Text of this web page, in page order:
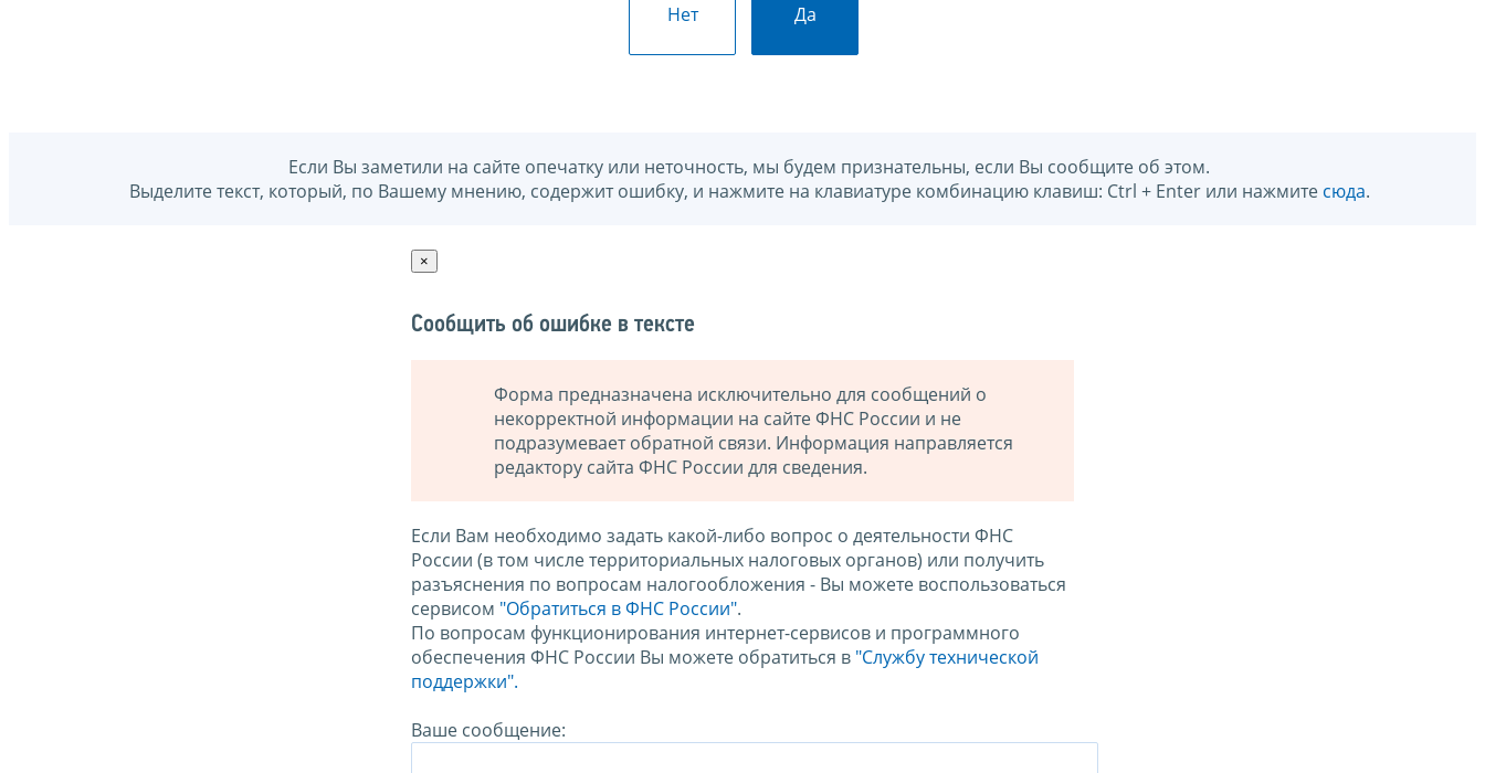
Нет Да
Если Вы заметили на сайте опечатку или неточность, мы будем признательны, если Вы сообщите об этом.
Выделите текст, который, по Вашему мнению, содержит ошибку, и нажмите на клавиатуре комбинацию клавиш: Ctrl + Enter или нажмите сюда.
×
Сообщить об ошибке в тексте
Форма предназначена исключительно для сообщений о
некорректной информации на сайте ФНС России и не
подразумевает обратной связи. Информация направляется
редактору сайта ФНС России для сведения.
Если Вам необходимо задать какой-либо вопрос о деятельности ФНС
России (в том числе территориальных налоговых органов) или получить
разъяснения по вопросам налогообложения - Вы можете воспользоваться
сервисом "Обратиться в ФНС России".
По вопросам функционирования интернет-сервисов и программного
обеспечения ФНС России Вы можете обратиться в "Службу технической
поддержки".
Ваше сообщение: